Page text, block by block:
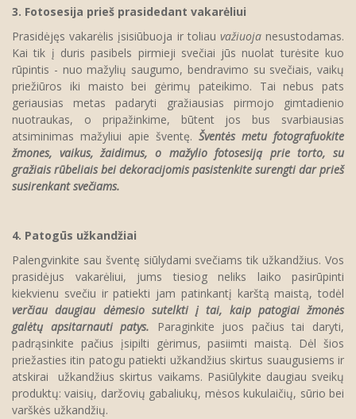
3. Fotosesija prieš prasidedant vakarėliui
Prasidėjęs vakarėlis įsisiūbuoja ir toliau važiuojanesustodamas.
Kai tik į duris pasibels pirmieji svečiai jūs nuolat turėsite kuo
rūpintis - nuo mažylių saugumo, bendravimo su svečiais, vaikų
priežiūros iki maisto bei gėrimų pateikimo. Tai nebus pats
geriausias metas padaryti gražiausias pirmojo gimtadienio
nuotraukas, o pripažinkime, būtent jos bus svarbiausias
atsiminimas mažyliui apie šventę. Šventės metu fotografuokite
žmones, vaikus, žaidimus, o mažylio fotosesiją prie torto, su
gražiais rūbeliais bei dekoracijomis pasistenkite surengti dar prieš
susirenkant svečiams.
4. Patogūs užkandžiai
Palengvinkite sau šventę siūlydami svečiams tik užkandžius. Vos
prasidėjus vakarėliui, jums tiesiog neliks laiko pasirūpinti
kiekvienu svečiu ir patiekti jam patinkantį karštą maistą, todėl
verčiau daugiau dėmesio sutelkti į tai, kaip patogiai žmonės
galėtų apsitarnauti patys. Paraginkite juos pačius tai daryti,
padrąsinkite pačius įsipilti gėrimus, pasiimti maistą. Dėl šios
priežasties itin patogu patiekti užkandžius skirtus suaugusiems ir
atskirai užkandžius skirtus vaikams. Pasiūlykite daugiau sveikų
produktų: vaisių, daržovių gabaliukų, mėsos kukulaičių, sūrio bei
varškės užkandžių.